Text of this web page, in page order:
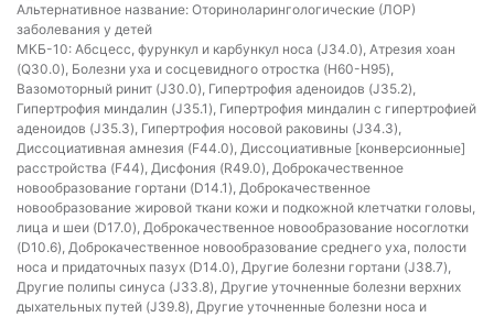
Альтернативное название: Оториноларингологические (ЛОР)
заболевания у детей
МКБ-10: Абсцесс, фурункул и карбункул носа (J34.0), Атрезия хоан
(Q30.0), Болезни уха и сосцевидного отростка (H60-H95),
Вазомоторный ринит (J30.0), Гипертрофия аденоидов (J35.2),
Гипертрофия миндалин (J35.1), Гипертрофия миндалин с гипертрофией
аденоидов (J35.3), Гипертрофия носовой раковины (J34.3),
Диссоциативная амнезия (F44.0), Диссоциативные [конверсионные]
расстройства (F44), Дисфония (R49.0), Доброкачественное
новообразование гортани (D14.1), Доброкачественное
новообразование жировой ткани кожи и подкожной клетчатки головы,
лица и шеи (D17.0), Доброкачественное новообразование носоглотки
(D10.6), Доброкачественное новообразование среднего уха, полости
носа и придаточных пазух (D14.0), Другие болезни гортани (J38.7),
Другие полипы синуса (J33.8), Другие уточненные болезни верхних
дыхательных путей (J39.8), Другие уточненные болезни носа и